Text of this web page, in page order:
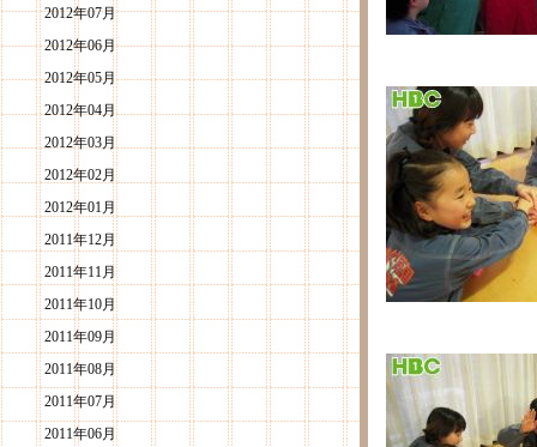
2012年07月
2012年06月
2012年05月
2012年04月
2012年03月
2012年02月
2012年01月
2011年12月
2011年11月
2011年10月
2011年09月
2011年08月
2011年07月
2011年06月